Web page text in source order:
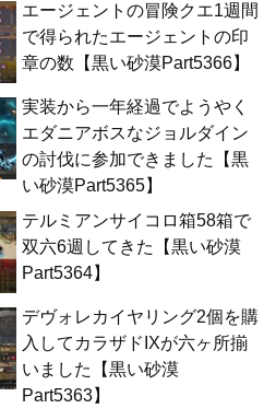
エージェントの冒険クエ1週間
で得られたエージェントの印
章の数【黒い砂漠Part5366】
実装から一年経過でようやく
エダニアボスなジョルダイン
の討伐に参加できました【黒
い砂漠Part5365】
テルミアンサイコロ箱58箱で
双六6週してきた【黒い砂漠
Part5364】
デヴォレカイヤリング2個を購
入してカラザドIXが六ヶ所揃
いました【黒い砂漠
Part5363】